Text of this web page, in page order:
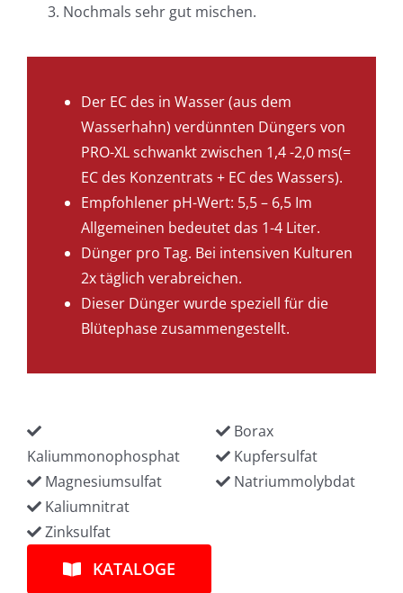
Nochmals sehr gut mischen.
Der EC des in Wasser (aus dem
Wasserhahn) verdünnten Düngers von
PRO-XL schwankt zwischen 1,4 -2,0 ms(=
EC des Konzentrats + EC des Wassers).
Empfohlener pH-Wert: 5,5 – 6,5 Im
Allgemeinen bedeutet das 1-4 Liter.
Dünger pro Tag. Bei intensiven Kulturen
2x täglich verabreichen.
Dieser Dünger wurde speziell für die
Blütephase zusammengestellt.
Kaliummonophosphat
Magnesiumsulfat
Kaliumnitrat
Zinksulfat
Borax
Kupfersulfat
Natriummolybdat
KATALOGE